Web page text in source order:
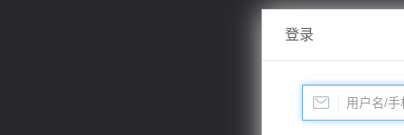
登录